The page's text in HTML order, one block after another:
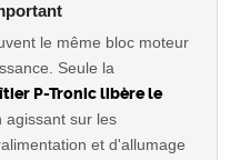
le même bloc moteur
Seule la
P-Tronic libère le
agissant sur les
et d'allumage